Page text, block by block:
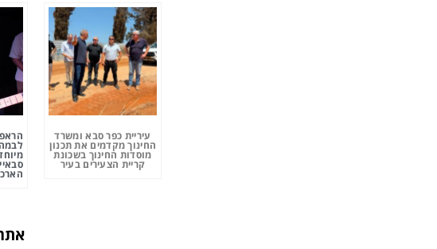
עיריית כפר סבא ומשרד
החינוך מקדמים את תכנון
מוסדות החינוך בשכונת
קריית הצעירים בעיר